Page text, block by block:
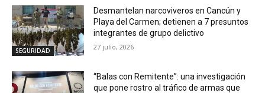
SEGURIDAD
Desmantelan narcoviveros en Cancún y
Playa del Carmen; detienen a 7 presuntos
integrantes de grupo delictivo
27 julio, 2026
“Balas con Remitente”: una investigación
que pone rostro al tráfico de armas que